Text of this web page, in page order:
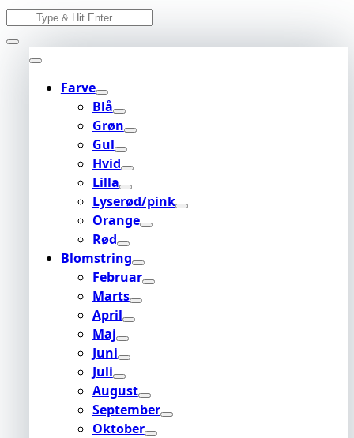
Skip
Search
for:
Farve
Blå
Grøn
Gul
Hvid
Lilla
Lyserød/pink
Orange
Rød
Blomstring
Februar
Marts
April
Maj
Juni
Juli
August
September
Oktober